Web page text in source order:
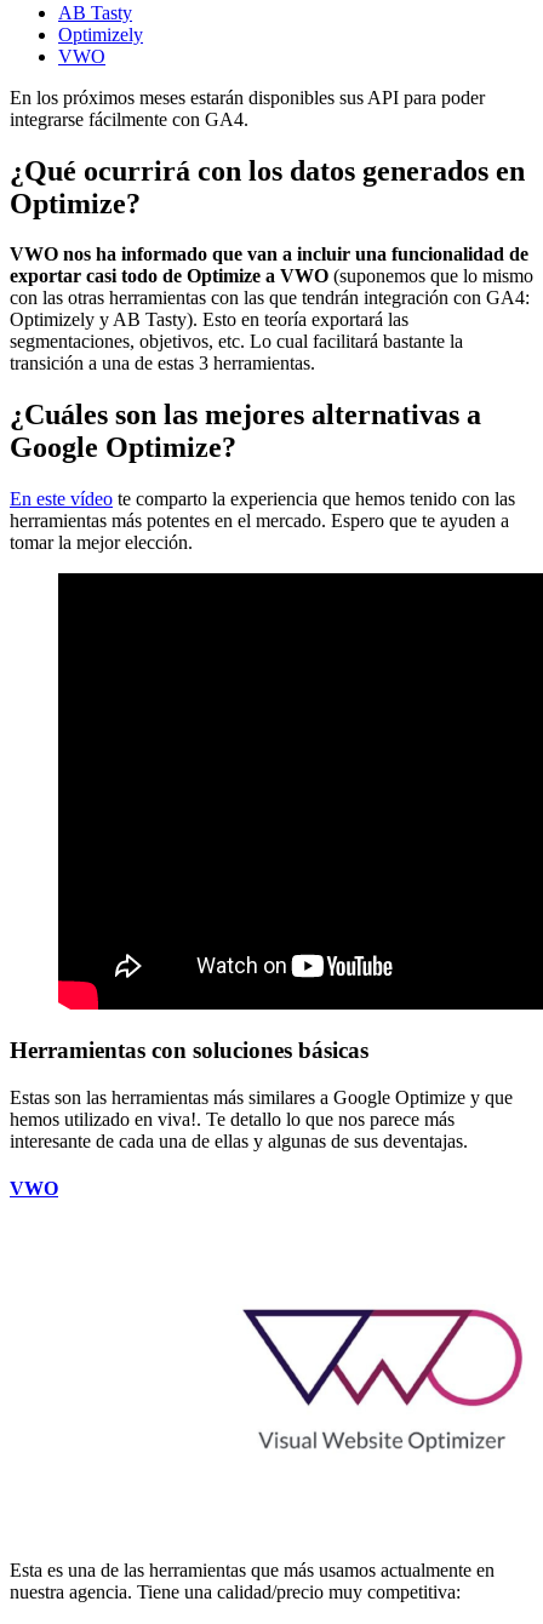
AB Tasty
Optimizely
VWO
En los próximos meses estarán disponibles sus API para poder
integrarse fácilmente con GA4.
¿Qué ocurrirá con los datos generados en
Optimize?
VWO nos ha informado que van a incluir una funcionalidad de
exportar casi todo de Optimize a VWO (suponemos que lo mismo
con las otras herramientas con las que tendrán integración con GA4:
Optimizely y AB Tasty). Esto en teoría exportará las
segmentaciones, objetivos, etc. Lo cual facilitará bastante la
transición a una de estas 3 herramientas.
¿Cuáles son las mejores alternativas a
Google Optimize?
En este vídeo te comparto la experiencia que hemos tenido con las
herramientas más potentes en el mercado. Espero que te ayuden a
tomar la mejor elección.
Herramientas con soluciones básicas
Estas son las herramientas más similares a Google Optimize y que
hemos utilizado en viva!. Te detallo lo que nos parece más
interesante de cada una de ellas y algunas de sus deventajas.
VWO
Esta es una de las herramientas que más usamos actualmente en
nuestra agencia. Tiene una calidad/precio muy competitiva: